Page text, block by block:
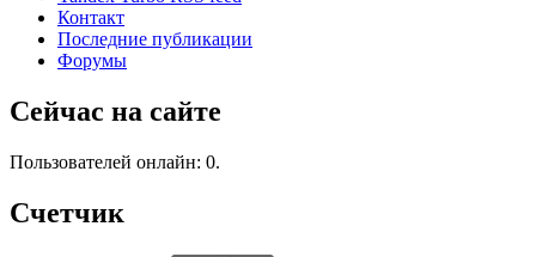
Контакт
Последние публикации
Форумы
Сейчас на сайте
Пользователей онлайн: 0.
Счетчик